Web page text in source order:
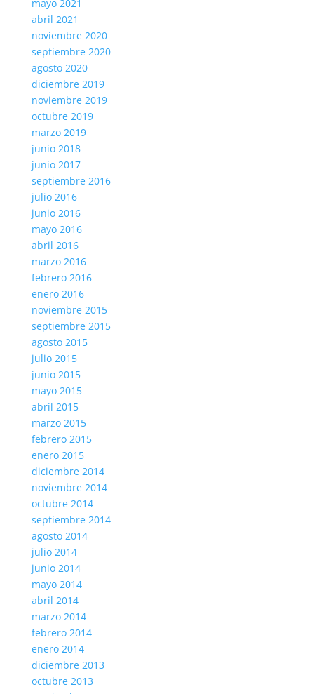
mayo 2021
abril 2021
noviembre 2020
septiembre 2020
agosto 2020
diciembre 2019
noviembre 2019
octubre 2019
marzo 2019
junio 2018
junio 2017
septiembre 2016
julio 2016
junio 2016
mayo 2016
abril 2016
marzo 2016
febrero 2016
enero 2016
noviembre 2015
septiembre 2015
agosto 2015
julio 2015
junio 2015
mayo 2015
abril 2015
marzo 2015
febrero 2015
enero 2015
diciembre 2014
noviembre 2014
octubre 2014
septiembre 2014
agosto 2014
julio 2014
junio 2014
mayo 2014
abril 2014
marzo 2014
febrero 2014
enero 2014
diciembre 2013
octubre 2013